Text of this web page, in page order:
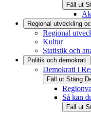
Fäll ut
Regional utveckling
Regional
Kultur
Statistik och
Politik och demokrati
Demokrati i
Fäll ut Stäng
Så kan
Fäll ut